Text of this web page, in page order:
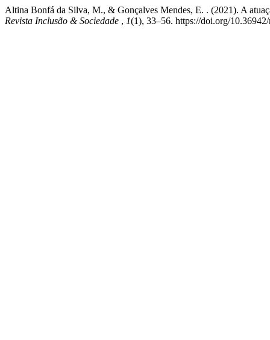
Altina Bonfá da Silva, M., & Gonçalves Mendes, E. . (2021). A
Revista Inclusão & Sociedade , 1(1), 33–56. https://doi.org/